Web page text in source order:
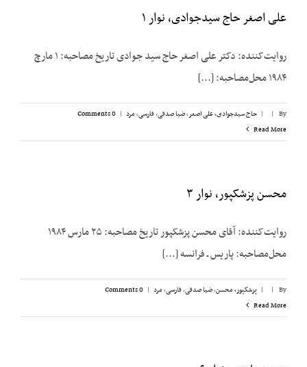
علی اصغر حاج سیدجوادی، نوار ۱
روایت‌کننده: دکتر علی اصغر حاج سید جوادی تاریخ مصاحبه: ۱ مارچ
۱۹۸۴ محل‌مصاحبه: [...]
By
|
| حاج سیدجوادی، علی اصغر,ضیا صدقی,فارسی,مرد |
0 Comments
Read More
محسن پزشکپور، نوار ۳
روایت‌کننده: آقای محسن پزشک‎پور تاریخ مصاحبه: ۲۵ مارس ۱۹۸۴
محل‌مصاحبه: پاریس ـ فرانسه [...]
By
|
| پزشکپور،‌ محسن,ضیا صدقی,فارسی,مرد |
0 Comments
Read More